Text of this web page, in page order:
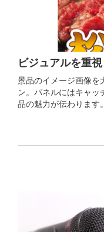
ビジュアルを重
景品のイメージ画像を
ン。パネルにはキャッ
品の魅力が伝わります。